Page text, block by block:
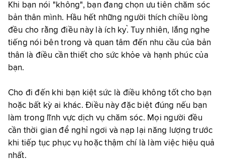
Khi bạn nói "không", bạn đang chọn ưu tiên chăm sóc
bản thân mình. Hầu hết những người thích chiều lòng
đều cho rằng điều này là ích kỷ. Tuy nhiên, lắng nghe
tiếng nói bên trong và quan tâm đến nhu cầu của bản
thân là điều cần thiết cho sức khỏe và hạnh phúc của
bạn.
Cho đi đến khi bạn kiệt sức là điều không tốt cho bạn
hoặc bất kỳ ai khác. Điều này đặc biệt đúng nếu bạn
làm trong lĩnh vực dịch vụ chăm sóc. Mọi người đều
cần thời gian để nghỉ ngơi và nạp lại năng lượng trước
khi tiếp tục phục vụ hoặc thậm chí là làm việc hiệu quả
nhất.